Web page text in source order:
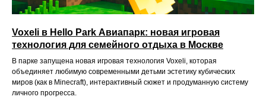
Voxeli в Hello Park Авиапарк: новая игровая
технология для семейного отдыха в Москве
В парке запущена новая игровая технология Voxeli, которая
объединяет любимую современными детьми эстетику кубических
миров (как в Minecraft), интерактивный сюжет и продуманную систему
личного прогресса.
Телефон: +7 903 130 97 97
ООО «СОВА»